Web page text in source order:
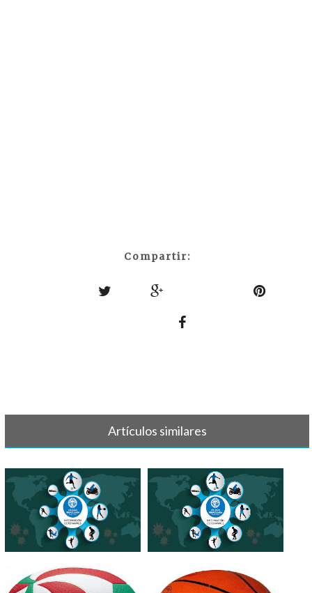
Compartir:
Artículos similares
IMPORTANTE - SUSPENSIÓN
ACTIVIDADES[...]
INFORMACIÓN
CORONAVIRUS -